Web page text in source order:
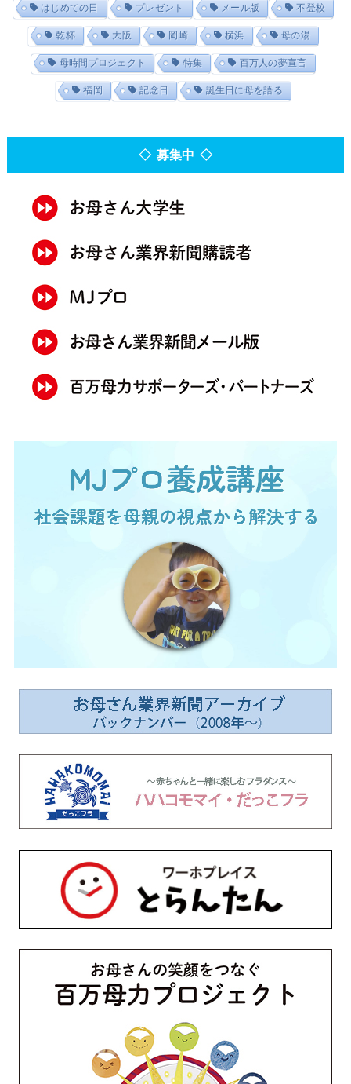
はじめての日 プレゼント メール版 不登校
乾杯 大阪 岡崎 横浜 母の湯
母時間プロジェクト 特集 百万人の夢宣言
福岡 記念日 誕生日に母を語る
◇ 募集中 ◇